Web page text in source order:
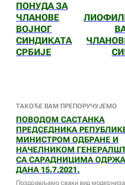
ПОНУДА ЗА
ЧЛАНОВЕ
ВОЈНОГ
СИНДИКАТА
СРБИЈЕ
ТАКОЂЕ ВАМ ПРЕПОРУЧУЈЕМО
ПОВОДОМ САСТАНКА
ПРЕДСЕДНИКА
МИНИСТРОМ ОДБРАНЕ И
НАЧЕЛНИКОМ
СА САРАДНИЦИМА
ДАНА 15.7.2021.
Поздрављамо сваки вид